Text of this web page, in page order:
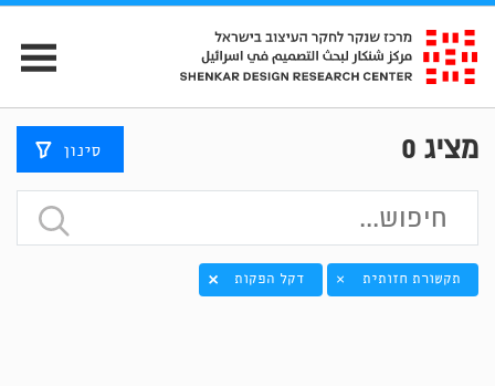
מציג 0 סינון
תקשורת חזותית × דקל הפקות